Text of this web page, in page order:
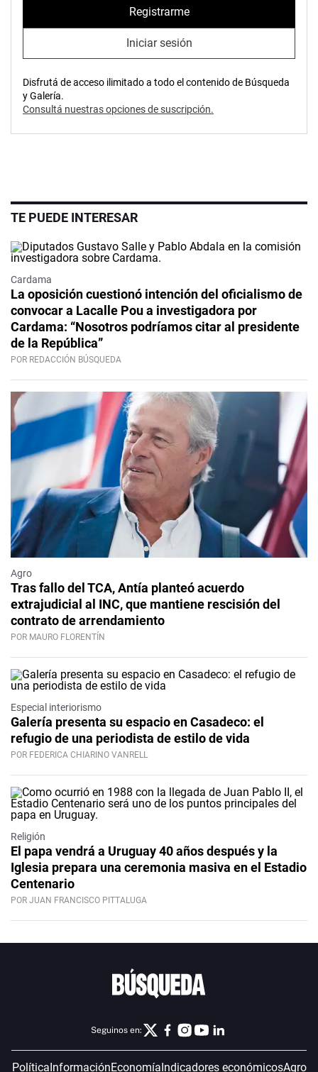
Registrarme
Iniciar sesión
Disfrutá de acceso ilimitado a todo el contenido de Búsqueda
y Galería.
Consultá nuestras opciones de suscripción.
TE PUEDE INTERESAR
Cardama
La oposición cuestionó intención del oficialismo de
convocar a Lacalle Pou a investigadora por
Cardama: “Nosotros podríamos citar al presidente
de la República”
POR REDACCIÓN BÚSQUEDA
Agro
Tras fallo del TCA, Antía planteó acuerdo
extrajudicial al INC, que mantiene rescisión del
contrato de arrendamiento
POR MAURO FLORENTÍN
Especial interiorismo
Galería presenta su espacio en Casadeco: el
refugio de una periodista de estilo de vida
POR FEDERICA CHIARINO VANRELL
Religión
El papa vendrá a Uruguay 40 años después y la
Iglesia prepara una ceremonia masiva en el Estadio
Centenario
POR JUAN FRANCISCO PITTALUGA
Seguinos en:
PolíticaInformaciónEconomíaIndicadores económicosAgro